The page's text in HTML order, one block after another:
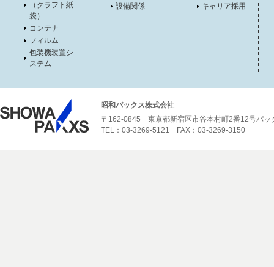
（クラフト紙
袋）
コンテナ
フィルム
包装機装置シ
ステム
設備関係
キャリア採用
昭和パックス株式会社
〒162-0845 東京都新宿区市谷本村町2番12号パッ
TEL：03-3269-5121 FAX：03-3269-3150